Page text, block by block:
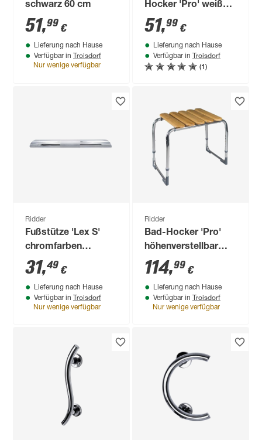
schwarz 60 cm
51,99 €
Lieferung nach Hause
Verfügbar in Troisdorf
Nur wenige verfügbar
Hocker 'Pro' weiß
35,8 x 29,8 x 14,8 cm
51,99 €
Lieferung nach Hause
Verfügbar in Troisdorf
(1)
Ridder
Fußstütze 'Lex S'
chromfarben
glänzend 28,2 x 3,5 x
3 cm
31,49 €
Lieferung nach Hause
Verfügbar in Troisdorf
Nur wenige verfügbar
Ridder
Bad-Hocker 'Pro'
höhenverstellbar
natur 62,8 x 33,3 x
41,7 - 54,2 cm
114,99 €
Lieferung nach Hause
Verfügbar in Troisdorf
Nur wenige verfügbar